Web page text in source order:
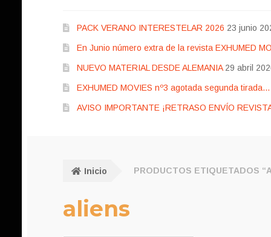
PACK VERANO INTERESTELAR 2026 23 junio
En Junio número extra de la revista EXHUMED
NUEVO MATERIAL DESDE ALEMANIA 29 abril
EXHUMED MOVIES nº3 agotada segunda
AVISO IMPORTANTE ¡RETRASO ENVÍO
Inicio PRODUCTOS ETIQUETADOS
aliens